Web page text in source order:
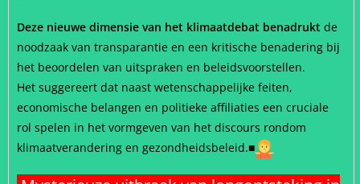
Deze nieuwe dimensie van het klimaatdebat benadrukt de
noodzaak van transparantie en een kritische benadering bij
het beoordelen van uitspraken en beleidsvoorstellen.
Het suggereert dat naast wetenschappelijke feiten,
economische belangen en politieke affiliaties een cruciale
rol spelen in het vormgeven van het discours rondom
klimaatverandering en gezondheidsbeleid.■